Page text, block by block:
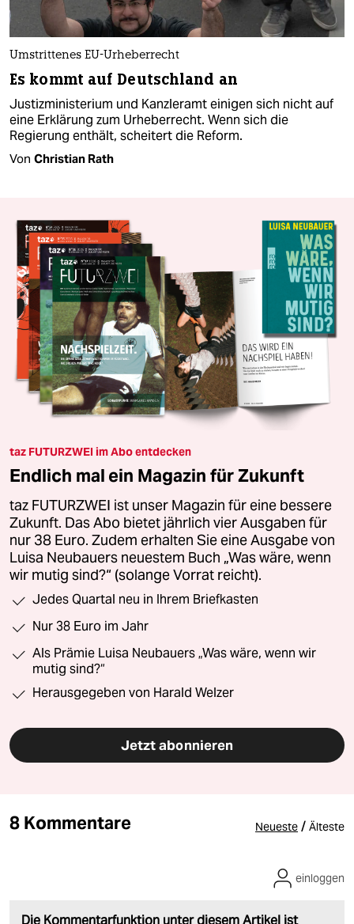
Umstrittenes EU-Urheberrecht
Es kommt auf Deutschland an
Justizministerium und Kanzleramt einigen sich nicht auf
eine Erklärung zum Urheberrecht. Wenn sich die
Regierung enthält, scheitert die Reform.
Von Christian Rath
taz FUTURZWEI im Abo entdecken
Endlich mal ein Magazin für Zukunft
taz FUTURZWEI ist unser Magazin für eine bessere
Zukunft. Das Abo bietet jährlich vier Ausgaben für
nur 38 Euro. Zudem erhalten Sie eine Ausgabe von
Luisa Neubauers neuestem Buch „Was wäre, wenn
wir mutig sind?“ (solange Vorrat reicht).
Jedes Quartal neu in Ihrem Briefkasten
Nur 38 Euro im Jahr
Als Prämie Luisa Neubauers „Was wäre, wenn wir
mutig sind?“
Herausgegeben von Harald Welzer
Jetzt abonnieren
8 Kommentare Neueste / Älteste
Die Kommentarfunktion unter diesem Artikel ist
einloggen